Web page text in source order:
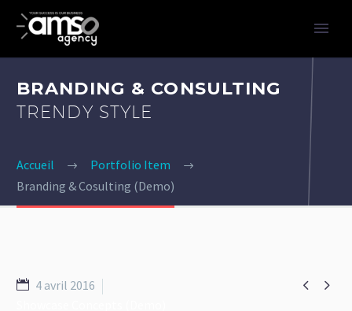
BRANDING & CONSULTING
TRENDY STYLE
Accueil
Portfolio Item
Branding & Cosulting (Demo)
 
4 avril 2016